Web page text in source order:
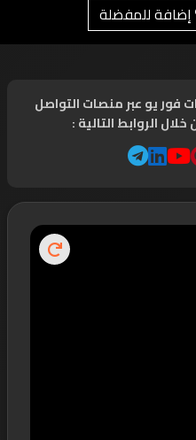
إضافة للمفضلة
فور يو عبر منصات التواصل
الروابط التالية :